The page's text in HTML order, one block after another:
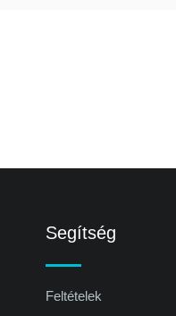
Segítség
Feltételek